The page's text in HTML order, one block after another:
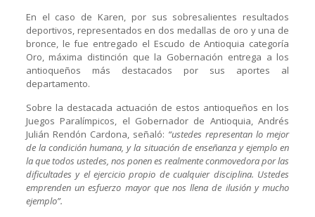
En el caso de Karen, por sus sobresalientes resultados
deportivos, representados en dos medallas de oro y una de
bronce, le fue entregado el Escudo de Antioquia categoría
Oro, máxima distinción que la Gobernación entrega a los
antioqueños más destacados por sus aportes al
departamento.
Sobre la destacada actuación de estos antioqueños en los
Juegos Paralímpicos, el Gobernador de Antioquia, Andrés
Julián Rendón Cardona, señaló: “ustedes representan lo mejor
de la condición humana, y la situación de enseñanza y ejemplo en
la que todos ustedes, nos ponen es realmente conmovedora por las
dificultades y el ejercicio propio de cualquier disciplina. Ustedes
emprenden un esfuerzo mayor que nos llena de ilusión y mucho
ejemplo”.